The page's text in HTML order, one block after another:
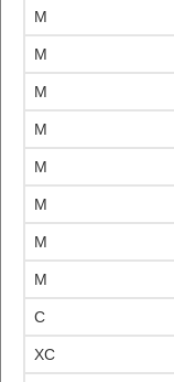
M
M
M
M
M
M
M
M
C
XC